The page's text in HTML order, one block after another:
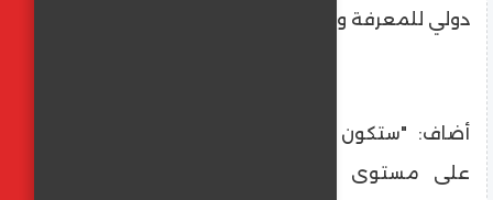
دولي للمعرفة والابتكار".
أضاف: "ستكون مشاركة مصر في إيدك دبي
على مستوى هذا التكريم بما يبرز قدراتها